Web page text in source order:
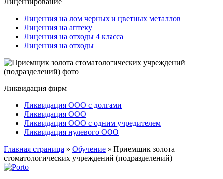
Лицензирование
Лицензия на лом черных и цветных металлов
Лицензия на аптеку
Лицензия на отходы 4 класса
Лицензия на отходы
Ликвидация фирм
Ликвидация ООО с долгами
Ликвидация ООО
Ликвидация ООО с одним учредителем
Ликвидация нулевого ООО
Главная страница » Обучение » Приемщик золота
стоматологических учреждений (подразделений)